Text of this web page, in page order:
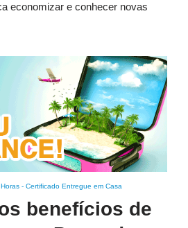
economizar e conhecer novas
- Certificado Entregue em Casa
benefícios de